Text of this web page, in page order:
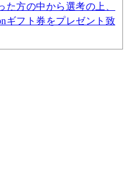
た方の中から選考の上、
ギフト券をプレゼント致